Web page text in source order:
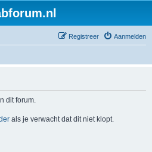
Aanmelden
Registreer
dit forum.
als je verwacht dat dit niet klopt.